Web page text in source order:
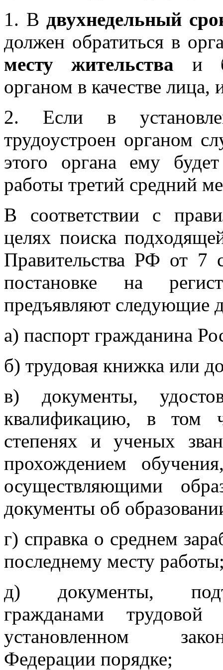
1. Вдвухнедельный
должен обратиться в
месту жительства и
органом в качестве лица,
2. Если в
трудоустроен органом
этого органа ему
работы третий средний
В соответствии с
целях поиска
Правительства РФ от
постановке на
предъявляют следующие
а) паспорт гражданина
б) трудовая книжка или
в) документы,
квалификацию, в том
степенях и ученых
прохождением
осуществляющими
документы об
г) справка о среднем
последнему месту
д) документы,
гражданами
установленном
Федерации порядке;